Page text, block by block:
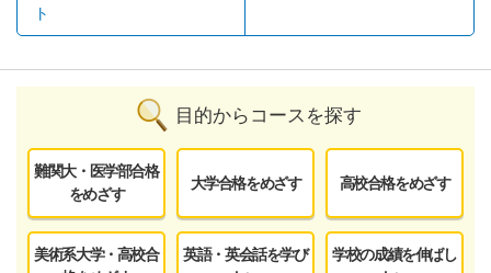
ト
目的からコースを探す
難関大・医学部合格
をめざす
大学合格をめざす 高校合格をめざす
美術系大学・高校合
英語・英会話を学び
学校の成績を伸ばし